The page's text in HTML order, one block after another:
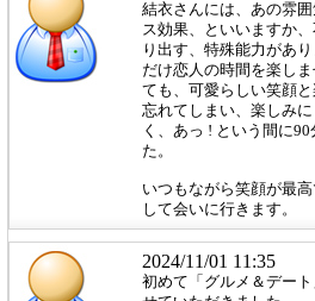
結衣さんには、あの雰
ス効果、といいますか
り出す、特殊能力があ
だけ恋人の時間を楽し
ても、可愛らしい笑顔
忘れてしまい、楽しみ
く、あっ ! という間に
た。
いつもながら笑顔が最
して会いに行きます。
2024/11/01 11:35
初めて「グルメ＆デー